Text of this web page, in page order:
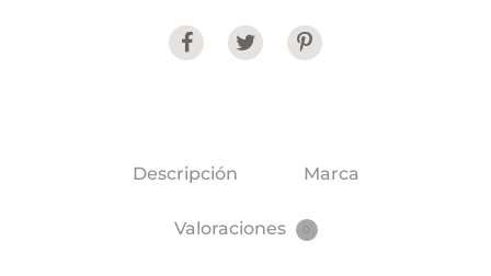
Share
Descripción Marca
Valoraciones